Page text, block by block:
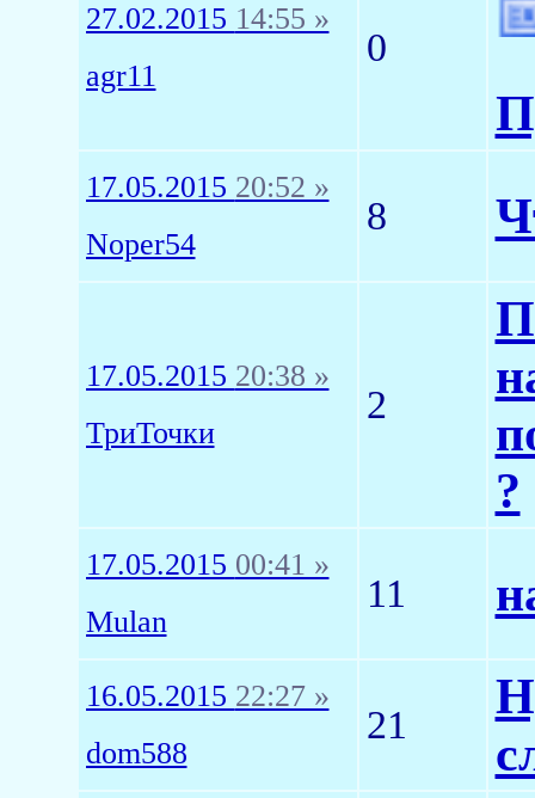
27.02.2015 14:55 »
agr11
0
17.05.2015 20:52 »
Noper54
8
17.05.2015 20:38 »
ТриТочки
2
?
17.05.2015 00:41 »
Mulan
11
16.05.2015 22:27 »
dom588
21